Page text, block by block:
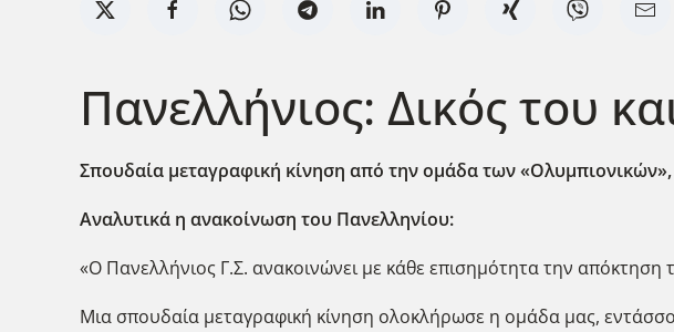
Πανελλήνιος: Δικός του
Σπουδαία μεταγραφική κίνηση από την ομάδα των
Αναλυτικά η ανακοίνωση του Πανελληνίου:
«Ο Πανελλήνιος Γ.Σ. ανακοινώνει με κάθε επισημότητα την
Μια σπουδαία μεταγραφική κίνηση ολοκλήρωσε η ομάδα μας,